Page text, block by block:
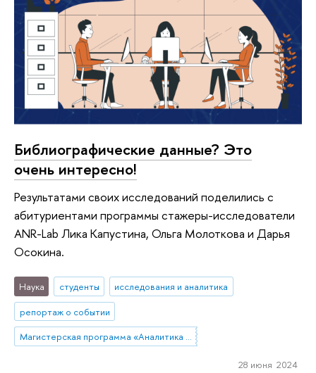
Библиографические данные? Это
очень интересно!
Результатами своих исследований поделились с
абитуриентами программы стажеры-исследователи
ANR-Lab Лика Капустина, Ольга Молоткова и Дарья
Осокина.
Наука студенты
исследования и аналитика
репортаж о событии
Магистерская программа «Аналитика данных и прикладная статистика / Data Analytics and Social Statistics»
28 июня 2024